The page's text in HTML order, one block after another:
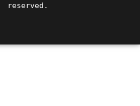
reserved.